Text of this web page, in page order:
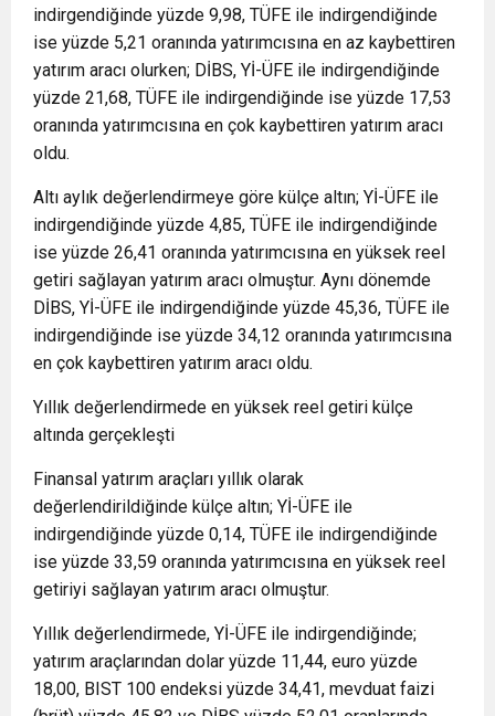
indirgendiğinde yüzde 9,98, TÜFE ile indirgendiğinde
ise yüzde 5,21 oranında yatırımcısına en az kaybettiren
yatırım aracı olurken; DİBS, Yİ-ÜFE ile indirgendiğinde
yüzde 21,68, TÜFE ile indirgendiğinde ise yüzde 17,53
oranında yatırımcısına en çok kaybettiren yatırım aracı
oldu.
Altı aylık değerlendirmeye göre külçe altın; Yİ-ÜFE ile
indirgendiğinde yüzde 4,85, TÜFE ile indirgendiğinde
ise yüzde 26,41 oranında yatırımcısına en yüksek reel
getiri sağlayan yatırım aracı olmuştur. Aynı dönemde
DİBS, Yİ-ÜFE ile indirgendiğinde yüzde 45,36, TÜFE ile
indirgendiğinde ise yüzde 34,12 oranında yatırımcısına
en çok kaybettiren yatırım aracı oldu.
Yıllık değerlendirmede en yüksek reel getiri külçe
altında gerçekleşti
Finansal yatırım araçları yıllık olarak
değerlendirildiğinde külçe altın; Yİ-ÜFE ile
indirgendiğinde yüzde 0,14, TÜFE ile indirgendiğinde
ise yüzde 33,59 oranında yatırımcısına en yüksek reel
getiriyi sağlayan yatırım aracı olmuştur.
Yıllık değerlendirmede, Yİ-ÜFE ile indirgendiğinde;
yatırım araçlarından dolar yüzde 11,44, euro yüzde
18,00, BIST 100 endeksi yüzde 34,41, mevduat faizi